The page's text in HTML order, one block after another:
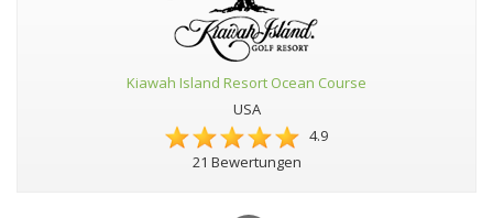
Kiawah Island Resort Ocean Course
USA
4.9
21 Bewertungen